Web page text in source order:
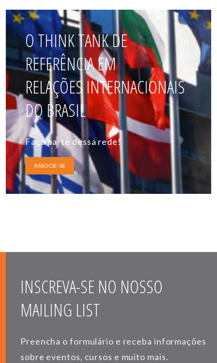
O THINK TANK DE
REFERÊNCIA EM
RELAÇÕES INTERNACIONAIS
DO BRASIL
Faça parte dessa rede!
ASSOCIE-SE
INSCREVA-SE NO NOSSO
MAILING LIST
Preencha o formulário e receba informações
sobre eventos, cursos e muito mais.